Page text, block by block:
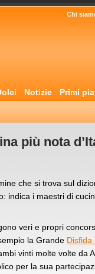
Chi
Notizie
Primi
più nota
che si trova sul
indica i maestri di
veri e propri
la Grande Disfida
vinti molte volte da
per la sua